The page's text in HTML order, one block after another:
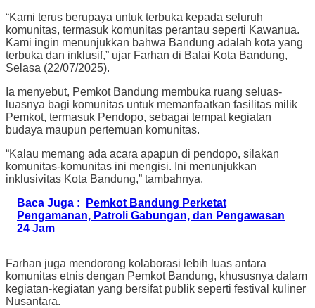
“Kami terus berupaya untuk terbuka kepada seluruh
komunitas, termasuk komunitas perantau seperti Kawanua.
Kami ingin menunjukkan bahwa Bandung adalah kota yang
terbuka dan inklusif,” ujar Farhan di Balai Kota Bandung,
Selasa (22/07/2025).
Ia menyebut, Pemkot Bandung membuka ruang seluas-
luasnya bagi komunitas untuk memanfaatkan fasilitas milik
Pemkot, termasuk Pendopo, sebagai tempat kegiatan
budaya maupun pertemuan komunitas.
“Kalau memang ada acara apapun di pendopo, silakan
komunitas-komunitas ini mengisi. Ini menunjukkan
inklusivitas Kota Bandung,” tambahnya.
Baca Juga :
Pemkot Bandung Perketat
Pengamanan, Patroli Gabungan, dan Pengawasan
24 Jam
Farhan juga mendorong kolaborasi lebih luas antara
komunitas etnis dengan Pemkot Bandung, khususnya dalam
kegiatan-kegiatan yang bersifat publik seperti festival kuliner
Nusantara.